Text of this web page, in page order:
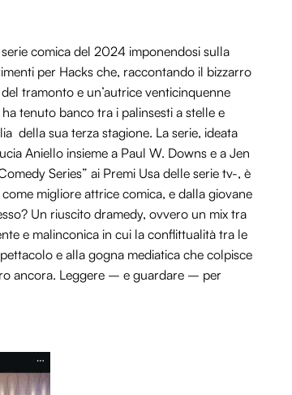
comica del 2024 imponendosi sulla
per Hacks che, raccontando il bizzarro
tramonto e un’autrice venticinquenne
tenuto banco tra i palinsesti a stelle e
della sua terza stagione. La serie, ideata
Aniello insieme a Paul W. Downs e a Jen
Series” ai Premi Usa delle serie tv-, è
migliore attrice comica, e dalla giovane
Un riuscito dramedy, ovvero un mix tra
e malinconica in cui la conflittualità tra le
e alla gogna mediatica che colpisce
ancora. Leggere – e guardare – per